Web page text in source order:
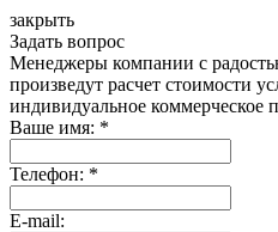
закрыть
Задать вопрос
Менеджеры компании с
произведут расчет стоимости
индивидуальное коммерческое
Ваше имя: *
Телефон: *
E-mail: